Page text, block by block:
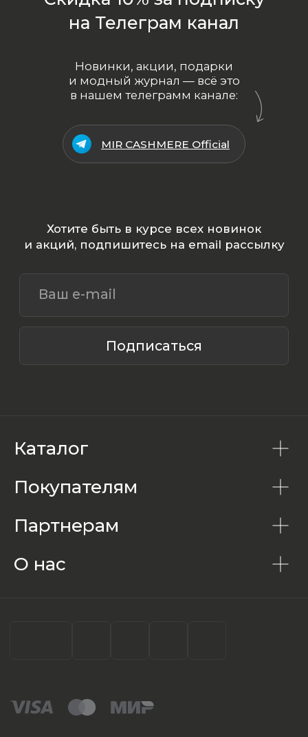
Каталог
Покупателям
Партнерам
О нас